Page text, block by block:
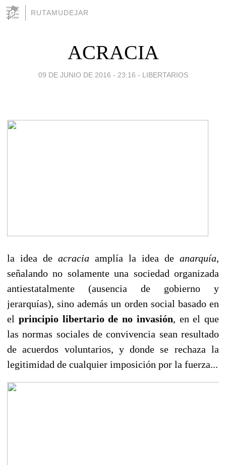
RUTAMUDEJAR
ACRACIA
09 DE JUNIO DE 2016 - 23:16 - LIBERTARIOS
la idea de acracia amplía la idea de anarquía,
señalando no solamente una sociedad organizada
antiestatalmente (ausencia de gobierno y
jerarquías), sino además un orden social basado en
el principio libertario de no invasión, en el que
lasnormas sociales deconvivencia sean resultado
deacuerdos voluntarios, y donde se rechaza la
legitimidad de cualquier imposición por la fuerza...